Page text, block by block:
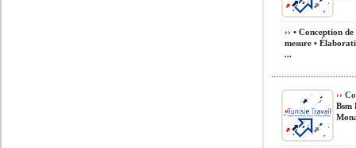
›› • Conception
mesure •
...
››
Bsm